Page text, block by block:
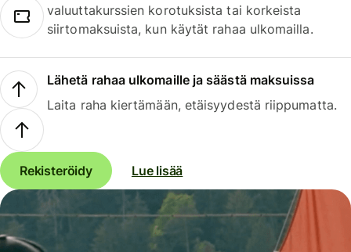
valuuttakurssien korotuksista tai korkeista
siirtomaksuista, kun käytät rahaa ulkomailla.
Lähetä rahaa ulkomaille ja säästä maksuissa
Laita raha kiertämään, etäisyydestä riippumatta.
Rekisteröidy Lue lisää